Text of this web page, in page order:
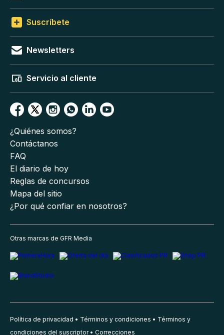
Suscríbete
Newsletters
Servicio al cliente
¿Quiénes somos?
Contáctanos
FAQ
El diario de hoy
Reglas de concursos
Mapa del sitio
¿Por qué confiar en nosotros?
Otras marcas de GFR Media
Política de privacidad Términos y condiciones
Términos y
condiciones del suscriptor
Correcciones